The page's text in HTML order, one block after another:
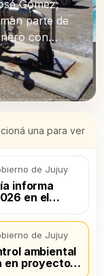
Gómez,
parte de
con
una para ver
de Jujuy
informa
en el
de Jujuy
ambiental
en proyectos